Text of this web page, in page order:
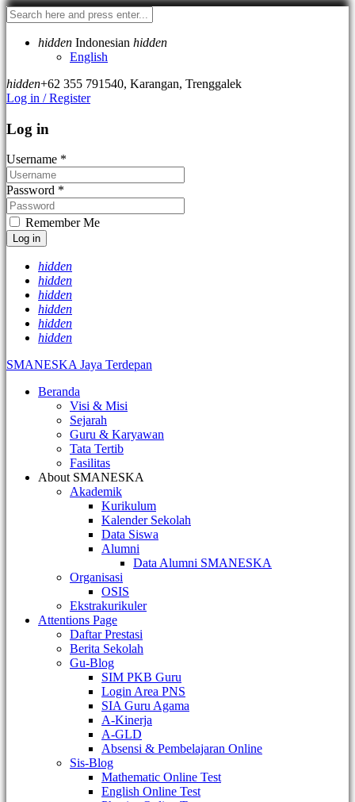
hidden Indonesian hidden
English
hidden+62 355 791540, Karangan, Trenggalek
Log in / Register
Log in
Username *
Password *
Remember Me
Log in
hidden
hidden
hidden
hidden
hidden
hidden
SMANESKA Jaya Terdepan
Beranda
Visi & Misi
Sejarah
Guru & Karyawan
Tata Tertib
Fasilitas
About SMANESKA
Akademik
Kurikulum
Kalender Sekolah
Data Siswa
Alumni
Data Alumni SMANESKA
Organisasi
OSIS
Ekstrakurikuler
Attentions Page
Daftar Prestasi
Berita Sekolah
Gu-Blog
SIM PKB Guru
Login Area PNS
SIA Guru Agama
A-Kinerja
A-GLD
Absensi & Pembelajaran Online
Sis-Blog
Mathematic Online Test
English Online Test